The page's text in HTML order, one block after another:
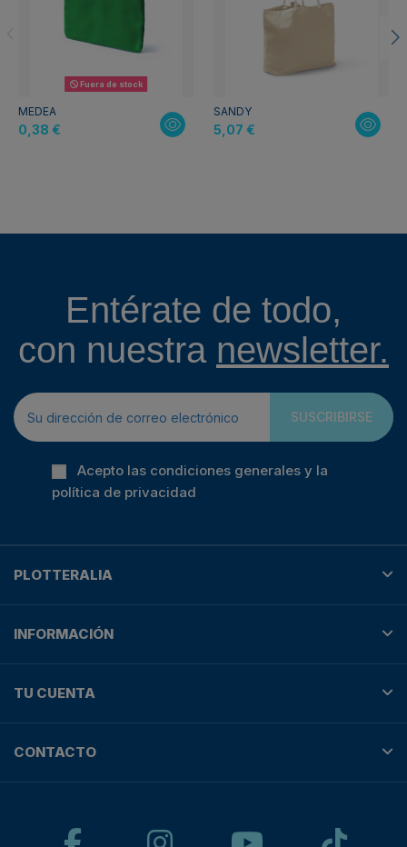
Fuera de stock
MEDEA
0,38 €
SANDY
5,07 €
Entérate de todo,
con nuestra newsletter.
SUSCRIBIRSE
Acepto las condiciones generales y la
política de privacidad
PLOTTERALIA
INFORMACIÓN
TU CUENTA
CONTACTO